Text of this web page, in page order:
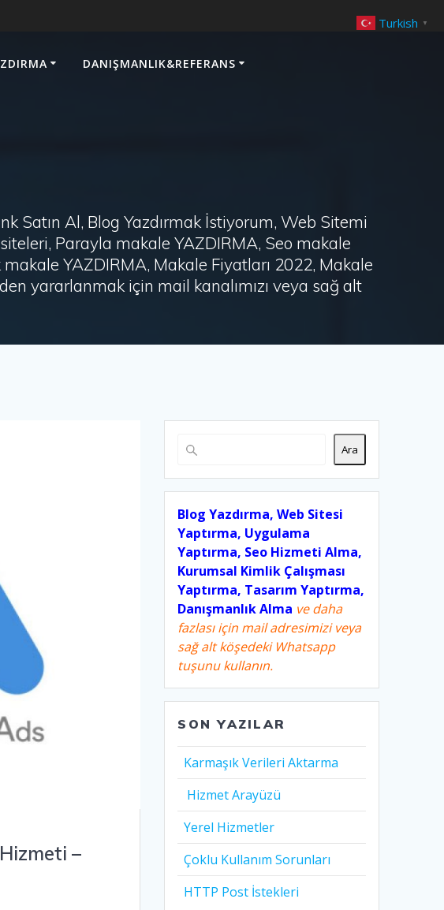
DANIŞMANLIK&REFERANS
Satın Al, Blog Yazdırmak İstiyorum, Web Sitemi
Parayla makale YAZDIRMA, Seo makale
YAZDIRMA, Makale Fiyatları 2022, Makale
yararlanmak için mail kanalımızı veya sağ alt
–
Ara
Blog Yazdırma, Web Sitesi
Yaptırma, Uygulama
Yaptırma, Seo Hizmeti Alma,
Kurumsal Kimlik Çalışması
Yaptırma, Tasarım Yaptırma,
Danışmanlık Alma ve daha
fazlası için mail adresimizi veya
sağ alt köşedeki Whatsapp
tuşunu kullanın.
SON YAZILAR
Karmaşık Verileri Aktarma
Hizmet Arayüzü
Yerel Hizmetler
Çoklu Kullanım Sorunları
HTTP Post İstekleri
Turkish ▼